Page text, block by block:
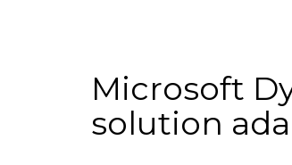
Microsoft
solution